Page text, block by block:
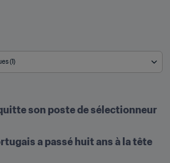
(1)
son poste de sélectionneur
a passé huit ans à la tête